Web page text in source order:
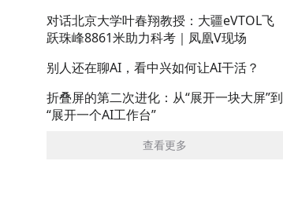
对话北京大学叶春翔教授：大疆eVTOL飞
跃珠峰8861米助力科考｜凤凰V现场
别人还在聊AI，看中兴如何让AI干活？
折叠屏的第二次进化：从“展开一块大屏”到
“展开一个AI工作台”
查看更多